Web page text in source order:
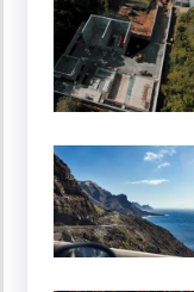
2026
Ver
esta
publicación
en